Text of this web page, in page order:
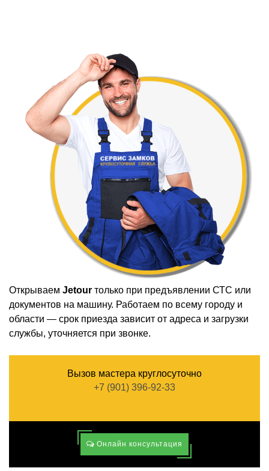
Открываем Jetour только при предъявлении СТС или
документов на машину. Работаем по всему городу и
области — срок приезда зависит от адреса и загрузки
службы, уточняется при звонке.
Вызов мастера круглосуточно
+7 (901) 396-92-33
Онлайн консультация